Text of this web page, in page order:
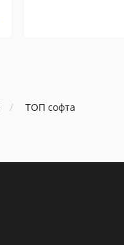
ТОП софта